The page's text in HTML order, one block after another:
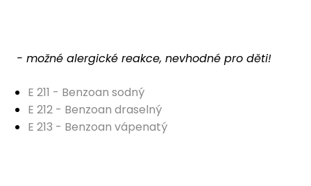
- možné alergické reakce, nevhodné pro děti!
E 211 - Benzoan sodný
E 212 - Benzoan draselný
E 213 - Benzoan vápenatý